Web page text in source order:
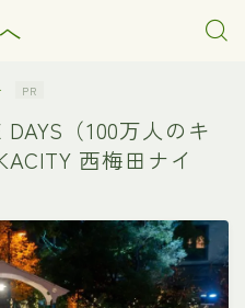
PR
（100万人のキ
西梅田ナイ